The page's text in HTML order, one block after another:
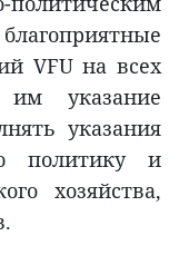
VFU на всех
указание
указания
политику и
хозяйства,